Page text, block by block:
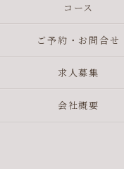
コース
ご予約・お問合せ
求人募集
会社概要